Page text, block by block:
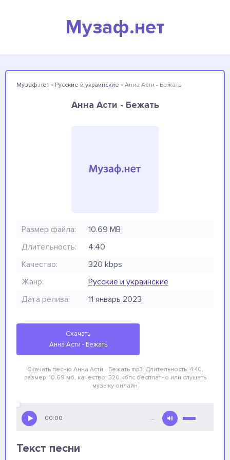
Музаф.нет
Музаф.нет » Русские и украинские » Анна Асти - Бежать
Анна Асти - Бежать
Размер файла:
10.69 MB
Длительность:
4:40
Качество:
320 kbps
Жанр:
Русские и украинские
Дата релиза:
11 январь 2023
Скачать
Анна Асти - Бежать
Скачать песню Анна Асти - Бежатьmp3. Длительность: 4:40,
размер: 10.69 мб, качество: 320 кбпс бесплатно или слушать
музыку онлайн
00:00 …
Текст песни